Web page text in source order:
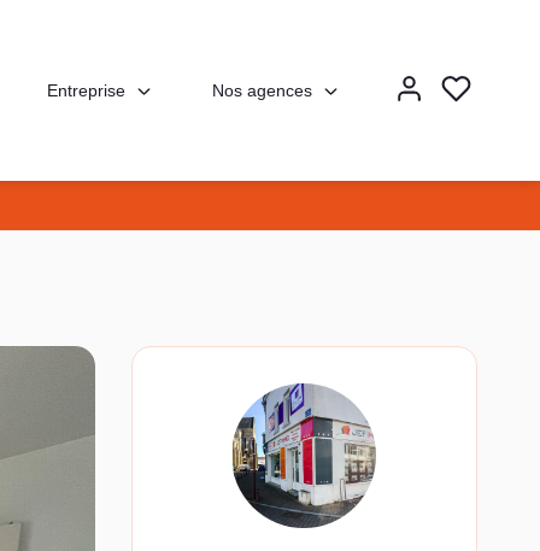
Entreprise Nos agences